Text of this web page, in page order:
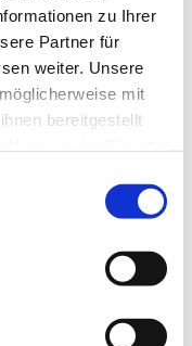
zu Ihrer
Partner für
weiter. Unsere
mit
bereitgestellt
teilen!